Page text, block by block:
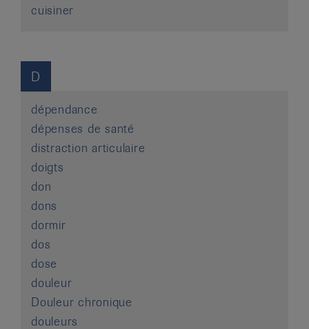
cuisiner
D
dépendance
dépenses de santé
distraction articulaire
doigts
don
dons
dormir
dos
dose
douleur
Douleur chronique
douleurs